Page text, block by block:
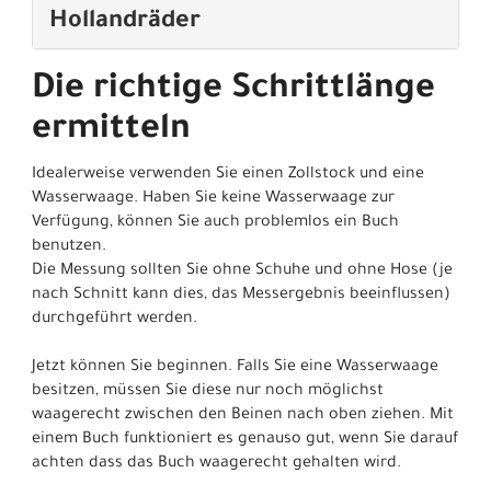
Hollandräder
Die richtige Schrittlänge
ermitteln
Idealerweise verwenden Sie einen Zollstock und eine
Wasserwaage. Haben Sie keine Wasserwaage zur
Verfügung, können Sie auch problemlos ein Buch
benutzen.
Die Messung sollten Sie ohne Schuhe und ohne Hose (je
nach Schnitt kann dies, das Messergebnis beeinflussen)
durchgeführt werden.
Jetzt können Sie beginnen. Falls Sie eine Wasserwaage
besitzen, müssen Sie diese nur noch möglichst
waagerecht zwischen den Beinen nach oben ziehen. Mit
einem Buch funktioniert es genauso gut, wenn Sie darauf
achten dass das Buch waagerecht gehalten wird.